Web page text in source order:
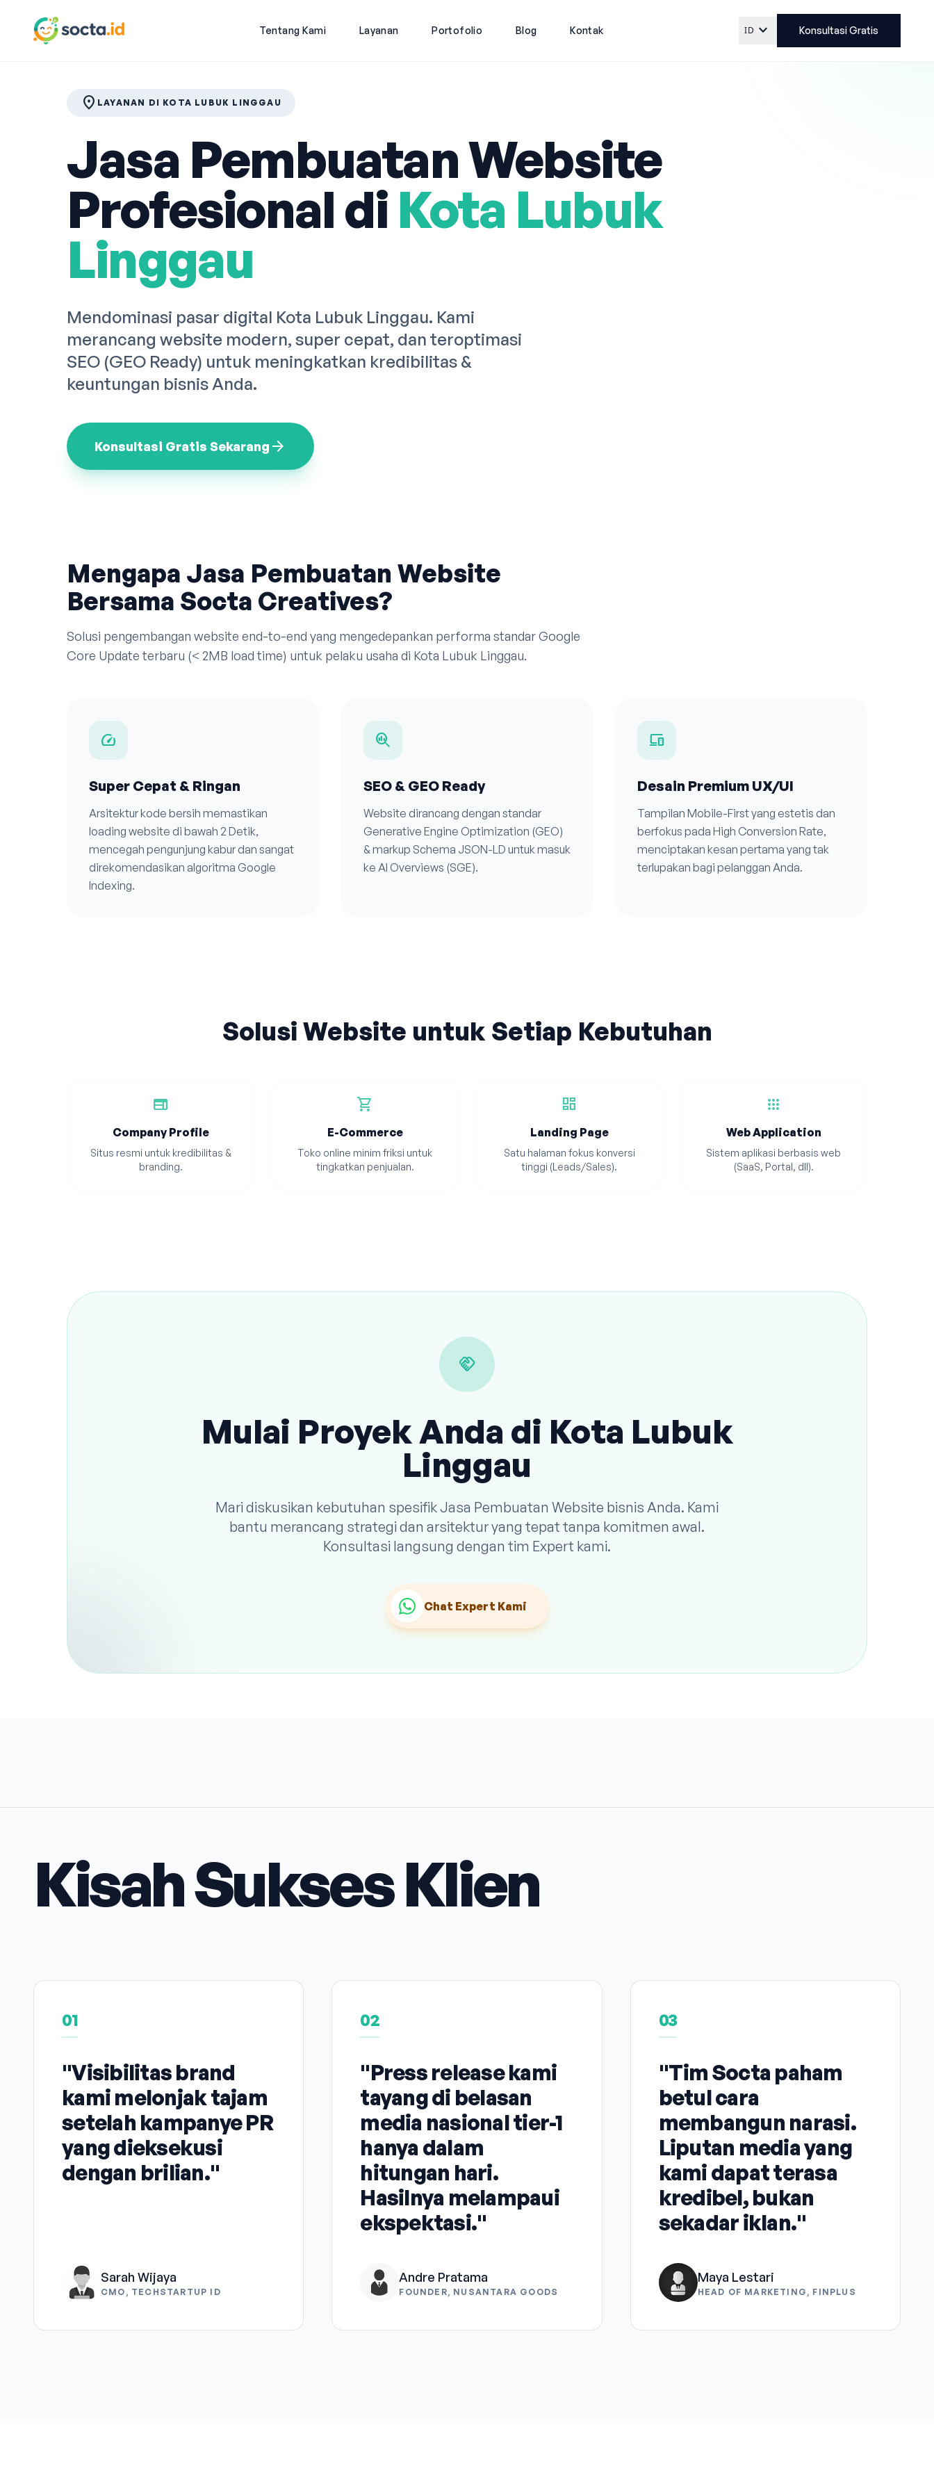
Tentang Kami Layanan Portofolio Blog Kontak ID expand_more Konsultasi Gratis
location_on LAYANAN DI KOTA LUBUK LINGGAU
Jasa Pembuatan Website
Profesional di Kota Lubuk
Linggau
Mendominasi pasar digital Kota Lubuk Linggau. Kami
merancang website modern, super cepat, dan teroptimasi
SEO (GEO Ready) untuk meningkatkan kredibilitas &
keuntungan bisnis Anda.
Konsultasi Gratis Sekarang arrow_forward
Mengapa Jasa Pembuatan Website
Bersama Socta Creatives?
Solusi pengembangan website end-to-end yang mengedepankan performa standar Google
Core Update terbaru (< 2MB load time) untuk pelaku usaha di Kota Lubuk Linggau.
speed
Super Cepat & Ringan
Arsitektur kode bersih memastikan
loading website di bawah 2 Detik,
mencegah pengunjung kabur dan sangat
direkomendasikan algoritma Google
Indexing.
search_insights
SEO & GEO Ready
Website dirancang dengan standar
Generative Engine Optimization (GEO)
& markup Schema JSON-LD untuk masuk
ke AI Overviews (SGE).
devices
Desain Premium UX/UI
Tampilan Mobile-First yang estetis dan
berfokus pada High Conversion Rate,
menciptakan kesan pertama yang tak
terlupakan bagi pelanggan Anda.
Solusi Website untuk Setiap Kebutuhan
web
Company Profile
Situs resmi untuk kredibilitas &
branding.
shopping_cart
E-Commerce
Toko online minim friksi untuk
tingkatkan penjualan.
dashboard
Landing Page
Satu halaman fokus konversi
tinggi (Leads/Sales).
apps
Web Application
Sistem aplikasi berbasis web
(SaaS, Portal, dll).
handshake
Mulai Proyek Anda di Kota Lubuk
Linggau
Mari diskusikan kebutuhan spesifik Jasa Pembuatan Website bisnis Anda. Kami
bantu merancang strategi dan arsitektur yang tepat tanpa komitmen awal.
Konsultasi langsung dengan tim Expert kami.
Chat Expert Kami
Kisah Sukses Klien
01
"Visibilitas brand
kami melonjak tajam
setelah kampanye PR
yang dieksekusi
dengan brilian."
Sarah Wijaya
CMO, TECHSTARTUP ID
02
"Press release kami
tayang di belasan
media nasional tier-1
hanya dalam
hitungan hari.
Hasilnya melampaui
ekspektasi."
Andre Pratama
FOUNDER, NUSANTARA GOODS
03
"Tim Socta paham
betul cara
membangun narasi.
Liputan media yang
kami dapat terasa
kredibel, bukan
sekadar iklan."
Maya Lestari
HEAD OF MARKETING, FINPLUS